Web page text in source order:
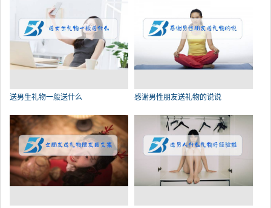
送男生礼物一般送什么 感谢男性朋友送礼物的说说